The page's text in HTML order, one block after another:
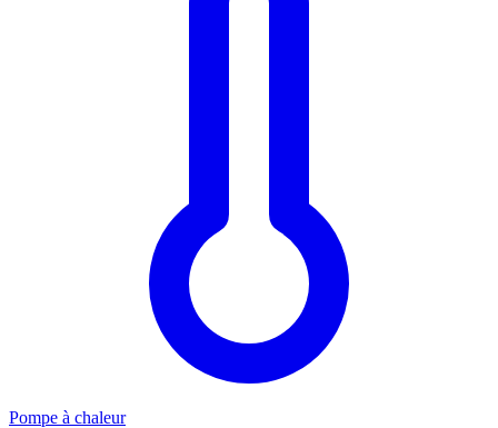
Pompe à chaleur